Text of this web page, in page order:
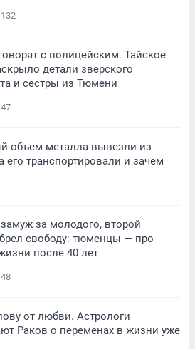
132
с полицейским. Тайское
детали зверского
и сестры из Тюмени
47
объем металла вывезли из
транспортировали и зачем
за молодого, второй
свободу: тюменцы — про
после 40 лет
48
от любви. Астрологи
Раков о переменах в жизни уже